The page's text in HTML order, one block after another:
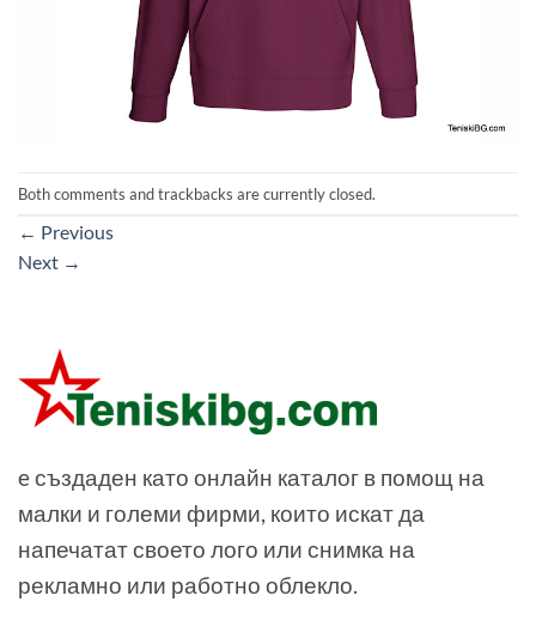
Both comments and trackbacks are currently closed.
← Previous
Next →
e създаден като онлайн каталог в помощ на
малки и големи фирми, които искат да
напечатат своето лого или снимка на
рекламно или работно облекло.